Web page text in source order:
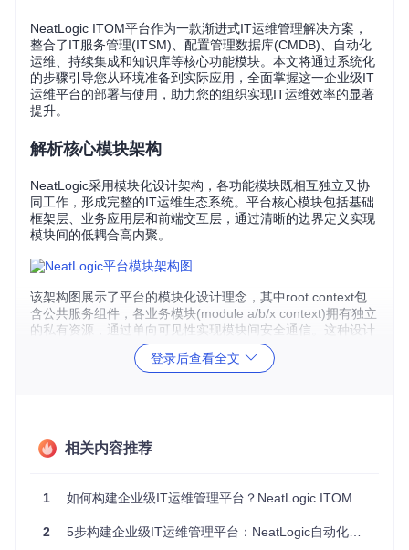
NeatLogic ITOM平台作为一款渐进式IT运维管理解决方案，
整合了IT服务管理(ITSM)、配置管理数据库(CMDB)、自动化
运维、持续集成和知识库等核心功能模块。本文将通过系统化
的步骤引导您从环境准备到实际应用，全面掌握这一企业级IT
运维平台的部署与使用，助力您的组织实现IT运维效率的显著
提升。
解析核心模块架构
NeatLogic采用模块化设计架构，各功能模块既相互独立又协
同工作，形成完整的IT运维生态系统。平台核心模块包括基础
框架层、业务应用层和前端交互层，通过清晰的边界定义实现
模块间的低耦合高内聚。
该架构图展示了平台的模块化设计理念，其中root context包
含公共服务组件，各业务模块(module a/b/x context)拥有独立
的私有资源，通过单向可见性实现模块间安全通信。这种设计
确保了系统的扩展性和维护性，使企业能够根据自身需求灵活
在开始部署NeatLogic平台前，需要确保系统环境满足以下要
求：
环境要素 最低配置 推荐配置
操作系统
32+
20.04
登录后查看全文
相关内容推荐
1 如何构建企业级IT运维管理平台？NeatLogic ITOM平台实战指南
2 5步构建企业级IT运维管理平台：NeatLogic自动化部署与实战指南